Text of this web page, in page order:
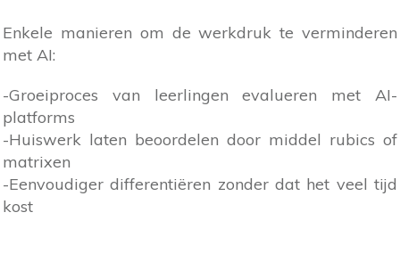
Enkele manieren om de werkdruk te verminderen
met AI:
-Groeiproces van leerlingen evalueren met AI-
platforms
-Huiswerk laten beoordelen door middel rubics of
matrixen
-Eenvoudiger differentiëren zonder dat het veel tijd
kost